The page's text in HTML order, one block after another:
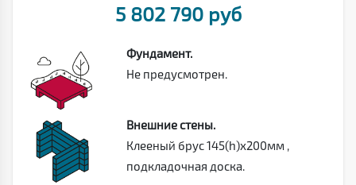
5 802 790 руб
Фундамент.
Не предусмотрен.
Внешние стены.
Клееный брус 145(h)х200мм ,
подкладочная доска.